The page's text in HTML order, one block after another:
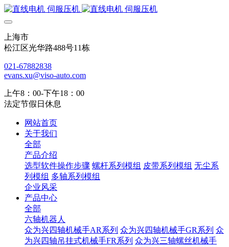
上海市
松江区光华路488号11栋
021-67882838
evans.xu@viso-auto.com
上午8：00-下午18：00
法定节假日休息
网站首页
关于我们
全部
产品介绍
选型软件操作步骤 螺杆系列模组 皮带系列模组 无尘系
列模组 多轴系列模组
企业风采
产品中心
全部
六轴机器人
众为兴四轴机械手AR系列 众为兴四轴机械手GR系列 众
为兴四轴吊挂式机械手FR系列 众为兴三轴螺丝机械手